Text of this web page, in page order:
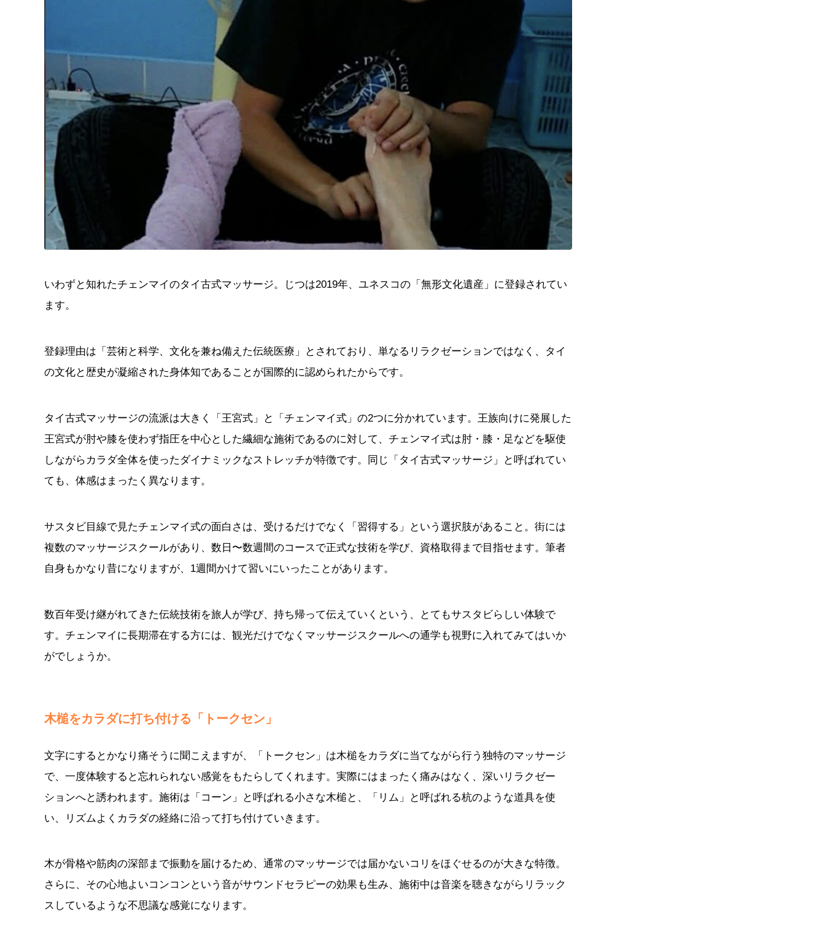
いわずと知れたチェンマイのタイ古式マッサージ。じつは2019年、ユネスコの「無形文化遺産」に登録されてい
ます。
登録理由は「芸術と科学、文化を兼ね備えた伝統医療」とされており、単なるリラクゼーションではなく、タイ
の文化と歴史が凝縮された身体知であることが国際的に認められたからです。
タイ古式マッサージの流派は大きく「王宮式」と「チェンマイ式」の2つに分かれています。王族向けに発展した
王宮式が肘や膝を使わず指圧を中心とした繊細な施術であるのに対して、チェンマイ式は肘・膝・足などを駆使
しながらカラダ全体を使ったダイナミックなストレッチが特徴です。同じ「タイ古式マッサージ」と呼ばれてい
ても、体感はまったく異なります。
サスタビ目線で見たチェンマイ式の面白さは、受けるだけでなく「習得する」という選択肢があること。街には
複数のマッサージスクールがあり、数日〜数週間のコースで正式な技術を学び、資格取得まで目指せます。筆者
自身もかなり昔になりますが、1週間かけて習いにいったことがあります。
数百年受け継がれてきた伝統技術を旅人が学び、持ち帰って伝えていくという、とてもサスタビらしい体験で
す。チェンマイに長期滞在する方には、観光だけでなくマッサージスクールへの通学も視野に入れてみてはいか
がでしょうか。
木槌をカラダに打ち付ける「トークセン」
文字にするとかなり痛そうに聞こえますが、「トークセン」は木槌をカラダに当てながら行う独特のマッサージ
で、一度体験すると忘れられない感覚をもたらしてくれます。実際にはまったく痛みはなく、深いリラクゼー
ションへと誘われます。施術は「コーン」と呼ばれる小さな木槌と、「リム」と呼ばれる杭のような道具を使
い、リズムよくカラダの経絡に沿って打ち付けていきます。
木が骨格や筋肉の深部まで振動を届けるため、通常のマッサージでは届かないコリをほぐせるのが大きな特徴。
さらに、その心地よいコンコンという音がサウンドセラピーの効果も生み、施術中は音楽を聴きながらリラック
スしているような不思議な感覚になります。